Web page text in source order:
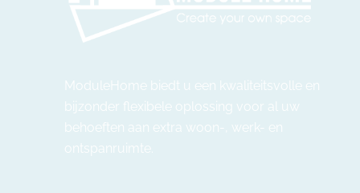
ModuleHome biedt u een kwaliteitsvolle en
bijzonder flexibele oplossing voor al uw
behoeften aan extra woon-, werk- en
ontspanruimte.